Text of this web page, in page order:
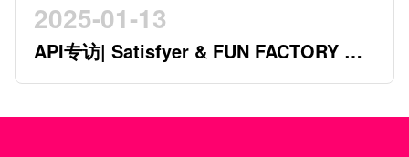
2025-01-13
API专访| Satisfyer & FUN FACTORY 开
创行业新时代的德系双星